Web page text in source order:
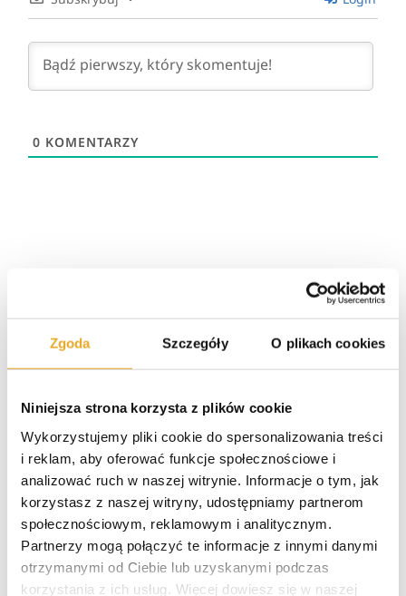
Zgoda Szczegóły O plikach cookies
Niniejsza strona korzysta z plików cookie
Wykorzystujemy pliki cookie do spersonalizowania treści
i reklam, aby oferować funkcje społecznościowe i
analizować ruch w naszej witrynie. Informacje o tym, jak
korzystasz z naszej witryny, udostępniamy partnerom
społecznościowym, reklamowym i analitycznym.
Partnerzy mogą połączyć te informacje z innymi danymi
otrzymanymi od Ciebie lub uzyskanymi podczas
korzystania z ich usług. Więcej dowiesz się w naszej
0 KOMENTARZY
SzybkoPozycz – opinie i recenzja
SuperGrosz – opinie i recenzja